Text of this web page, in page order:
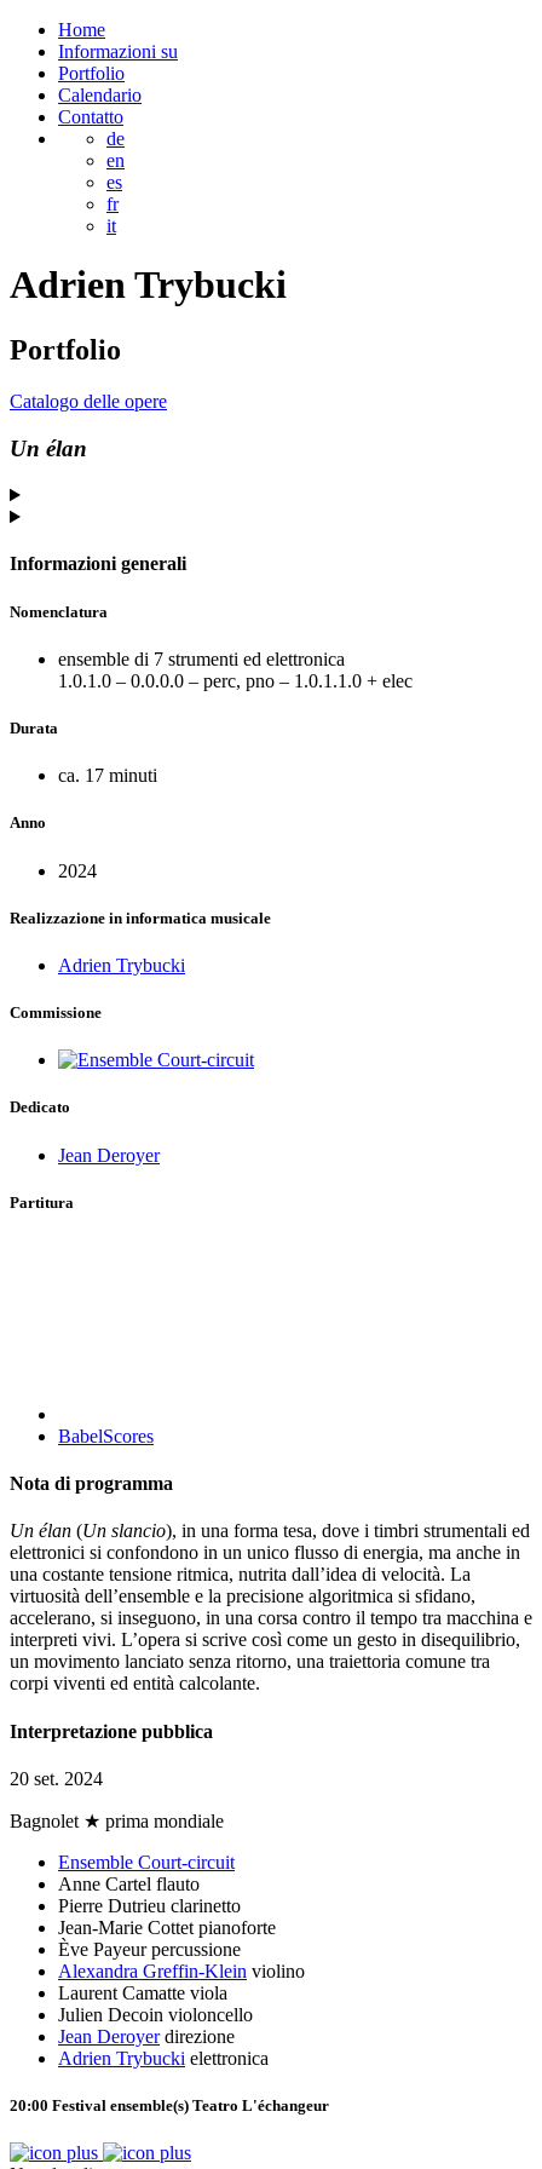
Home
Informazioni su
Portfolio
Calendario
Contatto
de
en
es
fr
it
AdrienTrybucki
Portfolio
Catalogo delle opere
Un élan
Informazioni generali
Nomenclatura
ensemble di 7 strumenti ed elettronica
1.0.1.0 – 0.0.0.0 – perc, pno – 1.0.1.1.0 + elec
Durata
ca. 17 minuti
Anno
2024
Realizzazione in informatica musicale
Adrien Trybucki
Commissione
Dedicato
Jean Deroyer
Partitura
BabelScores
Nota di programma
Un élan (Un slancio), in una forma tesa, dove i timbri strumentali ed
elettronici si confondono in un unico flusso di energia, ma anche in
una costante tensione ritmica, nutrita dall’idea di velocità. La
virtuosità dell’ensemble e la precisione algoritmica si sfidano,
accelerano, si inseguono, in una corsa contro il tempo tra macchina e
interpreti vivi. L’opera si scrive così come un gesto in disequilibrio,
un movimento lanciato senza ritorno, una traiettoria comune tra
corpi viventi ed entità calcolante.
Interpretazione pubblica
20 set. 2024
Bagnolet ★ prima mondiale
Ensemble Court-circuit
Anne Cartel flauto
Pierre Dutrieu clarinetto
Jean-Marie Cottet pianoforte
Ève Payeurpercussione
Alexandra Greffin-Klein violino
Laurent Camatte viola
Julien Decoin violoncello
Jean Deroyer direzione
Adrien Trybucki elettronica
20:00 Festival ensemble(s) Teatro L'échangeur